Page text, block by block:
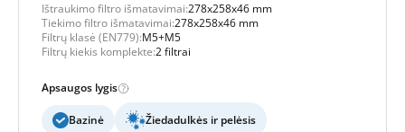
Ištraukimo filtro išmatavimai:278x258x46 mm
Tiekimo filtro išmatavimai:278x258x46 mm
Filtrų klasė (EN779):M5+M5
Filtrų kiekis komplekte:2 filtrai
Apsaugos lygis
Bazinė Žiedadulkės ir pelėsis